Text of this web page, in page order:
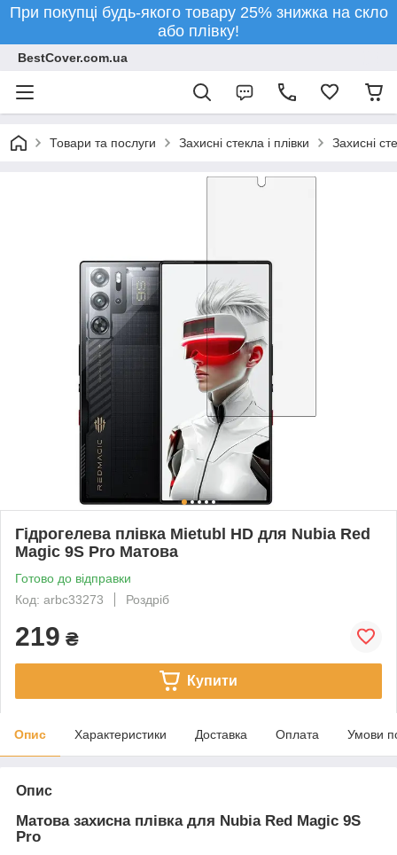
При покупці будь-якого товару 25% знижка на скло
або плівку!
BestCover.com.ua
Товари та послуги Захисні стекла і плівки Захисні
Гідрогелева плівка Mietubl HD для Nubia Red
Magic 9S Pro Матова
Готово до відправки
Код: arbc33273
Роздріб
219 ₴
Купити
Опис Характеристики Доставка Оплата Умови
Опис
Матова захисна плівка для Nubia Red Magic 9S
Pro